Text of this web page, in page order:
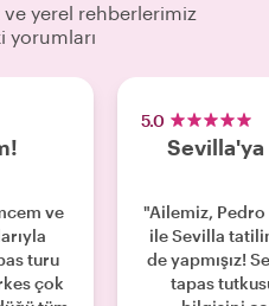
ve yerel rehberlerimiz
yorumları
ve
turu
çok
5.0
"Ailemiz, Pedro
ile Sevilla
de yapmışız!
tapas